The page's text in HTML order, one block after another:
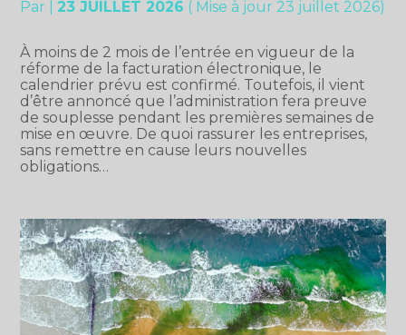
Par 23 JUILLET 2026 ( Mise à jour 23 juillet 2026)
À moins de 2 mois de l’entrée en vigueur de la
réforme de la facturation électronique, le
calendrier prévu est confirmé. Toutefois, il vient
d’être annoncé que l’administration fera preuve
de souplesse pendant les premières semaines de
mise en œuvre. De quoi rassurer les entreprises,
sans remettre en cause leurs nouvelles
obligations…